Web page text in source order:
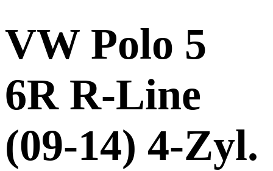
VW Polo 5
6R R-Line
(09-14) 4-Zyl.